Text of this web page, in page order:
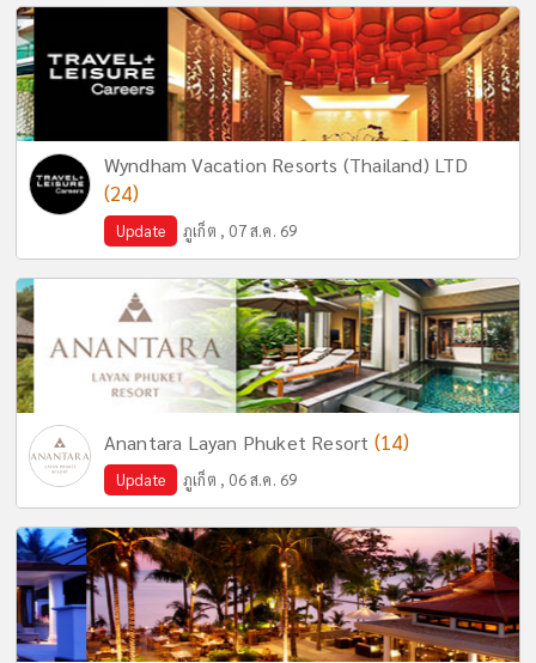
Wyndham Vacation Resorts (Thailand) LTD
(24)
Update ภูเก็ต , 07 ส.ค. 69
Anantara Layan Phuket Resort (14)
Update ภูเก็ต , 06 ส.ค. 69